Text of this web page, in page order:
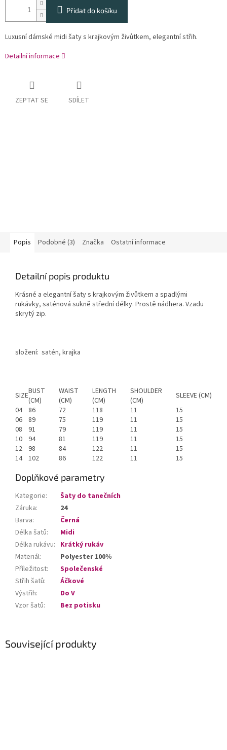
Přidat do košíku
Luxusní dámské midi šaty s krajkovým živůtkem, elegantní střih.
Detailní informace
ZEPTAT SE SDÍLET
Související produkty
Popis Podobné (3) Značka Ostatní informace
Detailní popis produktu
Krásné a elegantní šaty s krajkovým živůtkem a spadlými
rukávky, saténová sukně střední délky. Prostě nádhera. Vzadu
skrytý zip.
složení: satén, krajka
SIZEBUST
(CM)
WAIST
(CM)
LENGTH
(CM)
SHOULDER
(CM)
SLEEVE (CM)
04 86 72 118 11
15
06 89 75 119 11
15
08
91 79 119 11
15
10 94 81 119 11
15
12 98 84 122 11
15
14 102 86 122 11 15
Doplňkové parametry
Kategorie:
Šaty do tanečních
Záruka:
24
Barva:
Černá
Délka šatů:
Midi
Délka rukávu: Krátký rukáv
Materiál:
Polyester 100%
Příležitost:
Společenské
Střih šatů:
Áčkové
Výstřih:
Do V
Vzor šatů: Bez potisku